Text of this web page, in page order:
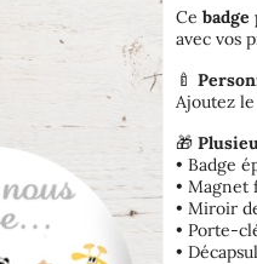
Ce
avec vos
🍼
Ajoutez
🎁
• Badge
• Magnet
• Miroir
• Porte-
•